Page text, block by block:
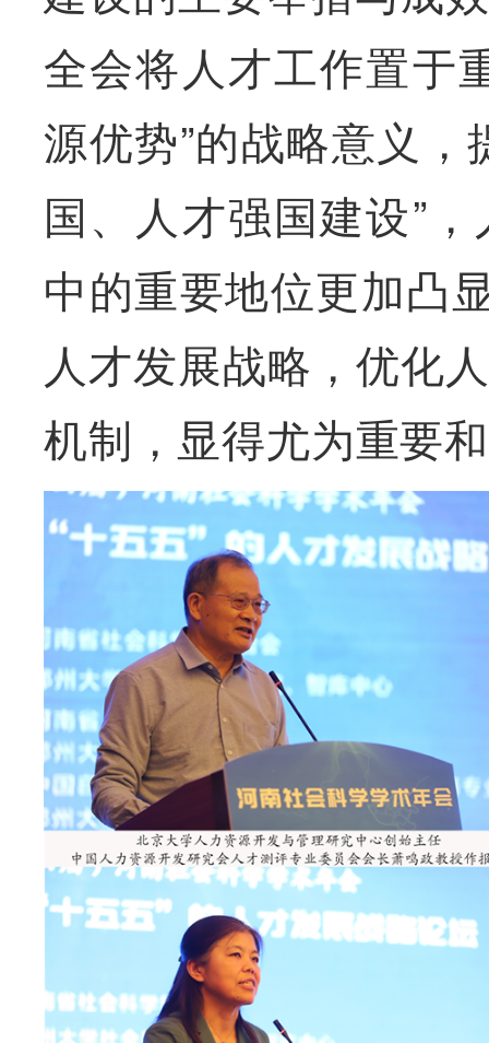
全会将人才工作置于
源优势”的战略意义
国、人才强国建设”
中的重要地位更加凸
人才发展战略，优化
机制，显得尤为重要